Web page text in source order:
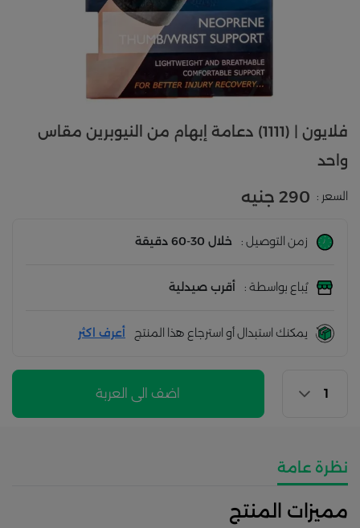
فلايون | (1111) دعامة إبهام من النيوبرين مقاس
واحد
السعر : 290 جنيه
زمن التوصيل : خلال 30-60 دقيقة
يُباع بواسطة : أقرب صيدلية
يمكنك استبدال أو استرجاع هذا المنتج أعرف اكثر
اضف الى العربة
نظرة عامة
مميزات المنتج